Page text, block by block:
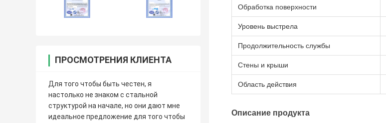
ПРОСМОТРЕНИЯ КЛИЕНТА
Для того чтобы быть честен, я
настолько не знаком с стальной
структурой на начале, но они дают мне
идеальное предложение для того чтобы
Обработка поверхности
Уровень выстрела
Продолжительность службы
Стены и крыши
Область действия
Описание продукта